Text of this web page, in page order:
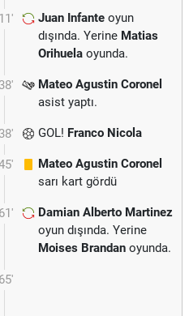
11' Juan Infante oyun
dışında. Yerine Matias
Orihuela oyunda.
38'
Mateo Agustin Coronel
asist yaptı.
38' GOL! Franco Nicola
Mateo Agustin Coronel
sarı kart gördü
61'
Damian Alberto Martinez
oyun dışında. Yerine
Moises Brandan oyunda.
65'